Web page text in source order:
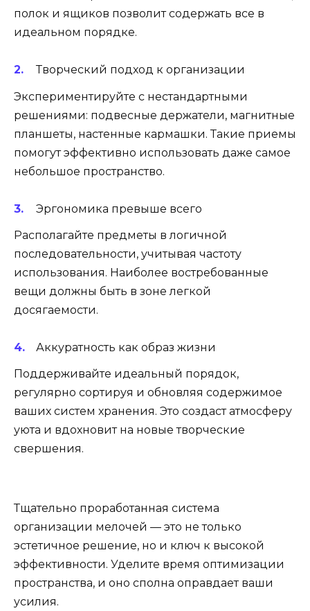
полок и ящиков позволит содержать все в
идеальном порядке.
Творческий подход к организации
Экспериментируйте с нестандартными
решениями: подвесные держатели, магнитные
планшеты, настенные кармашки. Такие приемы
помогут эффективно использовать даже самое
небольшое пространство.
Эргономика превыше всего
Располагайте предметы в логичной
последовательности, учитывая частоту
использования. Наиболее востребованные
вещи должны быть в зоне легкой
досягаемости.
Аккуратность как образ жизни
Поддерживайте идеальный порядок,
регулярно сортируя и обновляя содержимое
ваших систем хранения. Это создаст атмосферу
уюта и вдохновит на новые творческие
свершения.
Тщательно проработанная система
организации мелочей — это не только
эстетичное решение, но и ключ к высокой
эффективности. Уделите время оптимизации
пространства, и оно сполна оправдает ваши
усилия.